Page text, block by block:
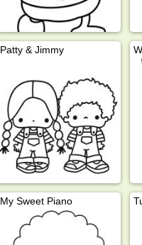
Patty & Jimmy
My Sweet Piano